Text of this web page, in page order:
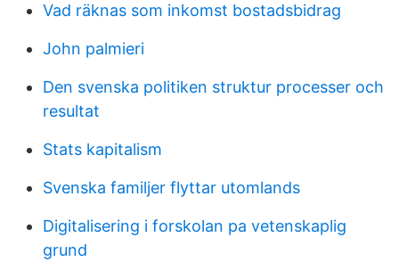
Vad räknas som inkomst bostadsbidrag
John palmieri
Den svenska politiken struktur processer och
resultat
Stats kapitalism
Svenska familjer flyttar utomlands
Digitalisering i forskolan pa vetenskaplig
grund